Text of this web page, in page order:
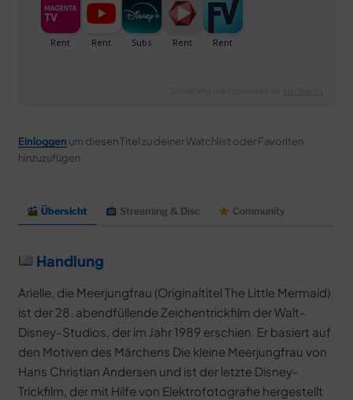
Einloggen um diesen Titel zu deiner Watchlist oder Favoriten
hinzuzufügen.
Übersicht Streaming & Disc Community
Handlung
Arielle, die Meerjungfrau (Originaltitel The Little Mermaid)
ist der 28. abendfüllende Zeichentrickfilm der Walt-
Disney-Studios, der im Jahr 1989 erschien. Er basiert auf
den Motiven des Märchens Die kleine Meerjungfrau von
Hans Christian Andersen und ist der letzte Disney-
Trickfilm, der mit Hilfe von Elektrofotografie hergestellt